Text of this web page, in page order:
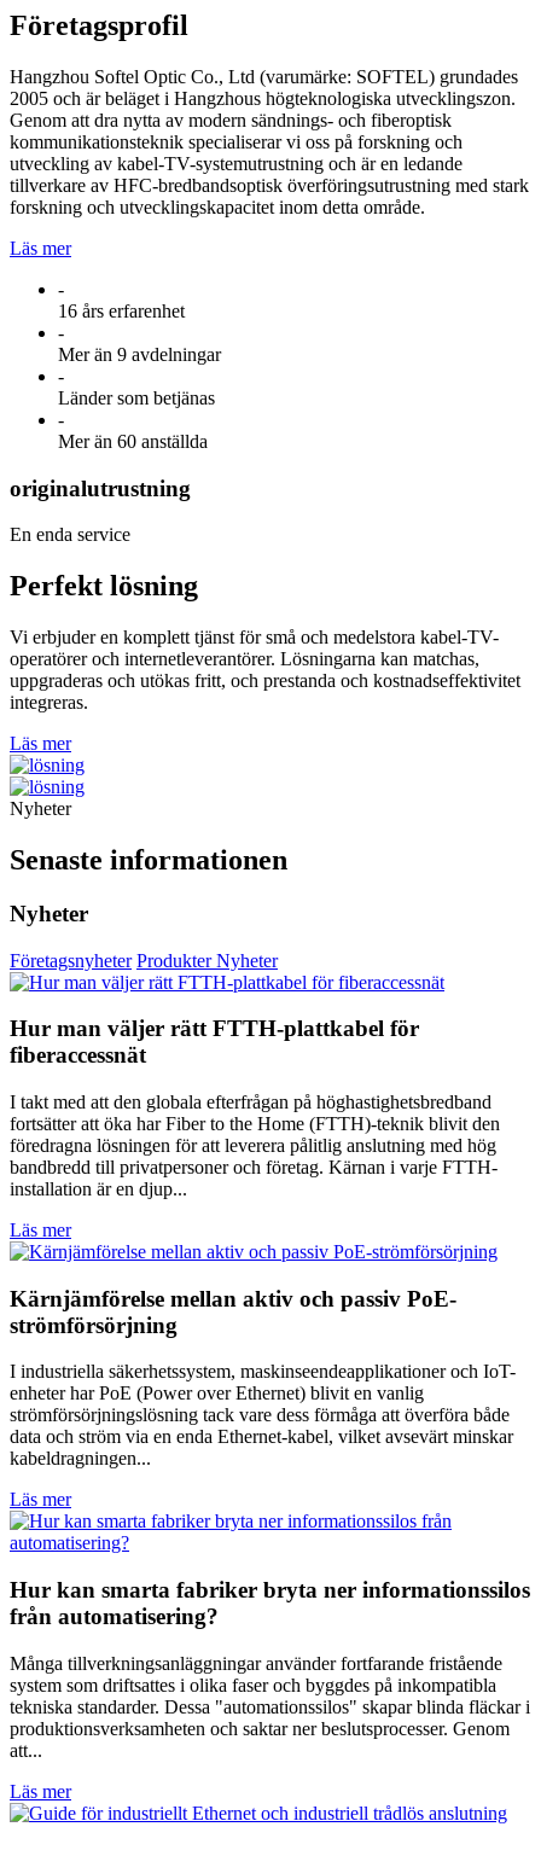
Företagsprofil
Hangzhou Softel Optic Co., Ltd (varumärke: SOFTEL) grundades
2005 och är beläget i Hangzhous högteknologiska utvecklingszon.
Genom att dra nytta av modern sändnings- och fiberoptisk
kommunikationsteknik specialiserar vi oss på forskning och
utveckling av kabel-TV-systemutrustning och är en ledande
tillverkare av HFC-bredbandsoptisk överföringsutrustning med stark
forskning och utvecklingskapacitet inom detta område.
Läs mer
-
16 års erfarenhet
-
Mer än 9 avdelningar
-
Länder som betjänas
-
Mer än 60 anställda
originalutrustning
En enda service
Perfekt lösning
Vi erbjuder en komplett tjänst för små och medelstora kabel-TV-
operatörer och internetleverantörer. Lösningarna kan matchas,
uppgraderas och utökas fritt, och prestanda och kostnadseffektivitet
integreras.
Läs mer
Nyheter
Senaste informationen
Nyheter
Företagsnyheter Produkter Nyheter
Hur man väljer rätt FTTH-plattkabel för
fiberaccessnät
I takt med att den globala efterfrågan på höghastighetsbredband
fortsätter att öka har Fiber to the Home (FTTH)-teknik blivit den
föredragna lösningen för att leverera pålitlig anslutning med hög
bandbredd till privatpersoner och företag. Kärnan i varje FTTH-
installation är en djup...
Läs mer
Kärnjämförelse mellan aktiv och passiv PoE-
strömförsörjning
I industriella säkerhetssystem, maskinseendeapplikationer och IoT-
enheter har PoE (Power over Ethernet) blivit en vanlig
strömförsörjningslösning tack vare dess förmåga att överföra både
data och ström via en enda Ethernet-kabel, vilket avsevärt minskar
kabeldragningen...
Läs mer
Hur kan smarta fabriker bryta ner informationssilos
från automatisering?
Många tillverkningsanläggningar använder fortfarande fristående
system som driftsattes i olika faser och byggdes på inkompatibla
tekniska standarder. Dessa "automationssilos" skapar blinda fläckar i
produktionsverksamheten och saktar ner beslutsprocesser. Genom
att...
Läs mer